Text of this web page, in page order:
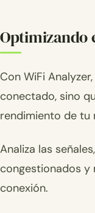
Optimizando
Con WiFi
conectado, sino
rendimiento de tu
Analiza las
congestionados y
conexión.